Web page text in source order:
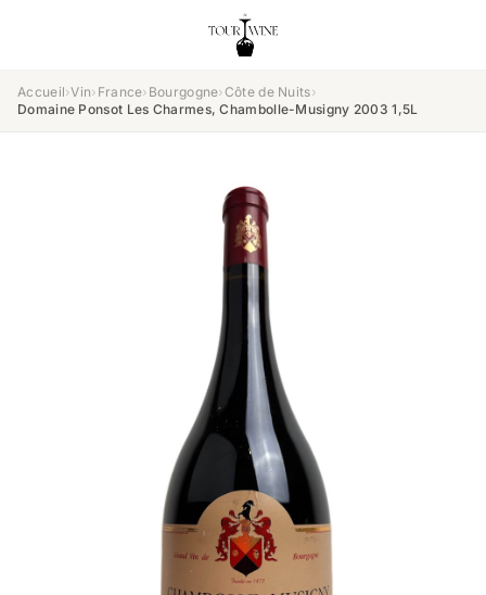
Accueil›Vin› France› Bourgogne›Côte de Nuits›
Domaine Ponsot Les Charmes, Chambolle-Musigny 2003 1,5L